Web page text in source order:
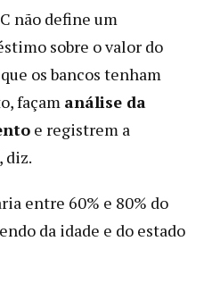
não define um
sobre o valor do
os bancos tenham
façam análise da
e registrem a
diz.
entre 60% e 80% do
da idade e do estado